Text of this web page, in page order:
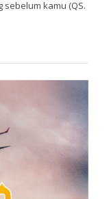
kamu (QS.